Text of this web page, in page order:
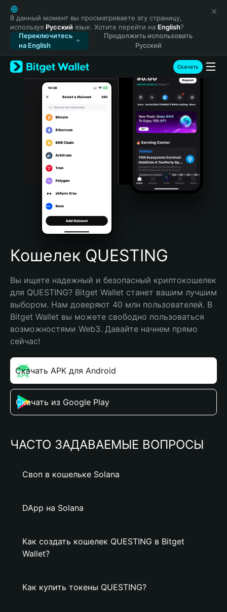
English
日本語
Tiếng Việt
Русский
Español (Latinoamérica)
Türkçe
Italiano
Português (Portugal)
Bahasa Indonesia
Português (Brasil)
Español (Argentina)
В данный момент вы просматриваете эту страницу,
используя Русский язык. Хотите перейти на English?
Переключитесь
на English
Продолжить использовать
Русский
Скачать
Кошелек QUESTING
Вы ищете надежный и безопасный криптокошелек
для QUESTING? Bitget Wallet станет вашим лучшим
выбором. Нам доверяют 40 млн пользователей. В
Bitget Wallet вы можете свободно пользоваться
возможностями Web3. Давайте начнем прямо
сейчас!
Скачать APK для Android
Скачать из Google Play
ЧАСТО ЗАДАВАЕМЫЕ ВОПРОСЫ
Своп в кошельке Solana
DApp на Solana
Как создать кошелек QUESTING в Bitget
Wallet?
Как купить токены QUESTING?